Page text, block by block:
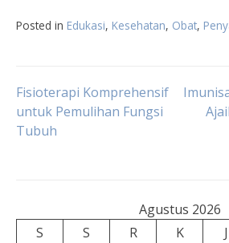
Posted in Edukasi, Kesehatan, Obat,
Navigasi
pos
Fisioterapi Komprehensif
untuk Pemulihan Fungsi
Tubuh
Agustus 2026
S
S R K J